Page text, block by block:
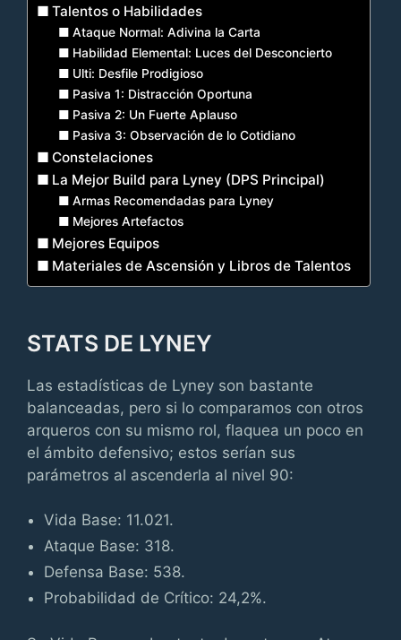
Talentos o Habilidades
Ataque Normal: Adivina la Carta
Habilidad Elemental: Luces del Desconcierto
Ulti: Desfile Prodigioso
Pasiva 1: Distracción Oportuna
Pasiva 2: Un Fuerte Aplauso
Pasiva 3: Observación de lo Cotidiano
Constelaciones
La Mejor Build para Lyney (DPS Principal)
Armas Recomendadas para Lyney
Mejores Artefactos
Mejores Equipos
Materiales de Ascensión y Libros de Talentos
STATS DE LYNEY
Las estadísticas de Lyney son bastante
balanceadas, pero si lo comparamos con otros
arqueros con su mismo rol, flaquea un poco en
el ámbito defensivo; estos serían sus
parámetros al ascenderla al nivel 90:
Vida Base: 11.021.
Ataque Base: 318.
Defensa Base: 538.
Probabilidad de Crítico: 24,2%.